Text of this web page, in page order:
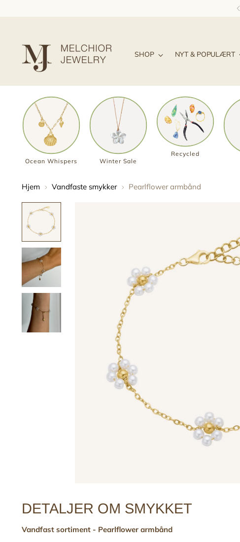
SHOP NYT & POPULÆRT
Ocean Whispers Winter Sale
Recycled
Hjem Vandfaste smykker Pearlflower armbånd
DETALJER OM SMYKKET
Vandfast sortiment - Pearlflower armbånd